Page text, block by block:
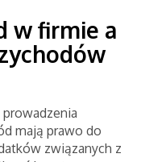
w firmie a
mają prawo do
związanych z